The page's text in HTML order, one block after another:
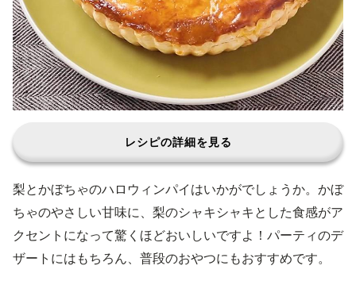
レシピの詳細を見る
梨とかぼちゃのハロウィンパイはいかがでしょうか。かぼ
ちゃのやさしい甘味に、梨のシャキシャキとした食感がア
クセントになって驚くほどおいしいですよ！パーティのデ
ザートにはもちろん、普段のおやつにもおすすめです。